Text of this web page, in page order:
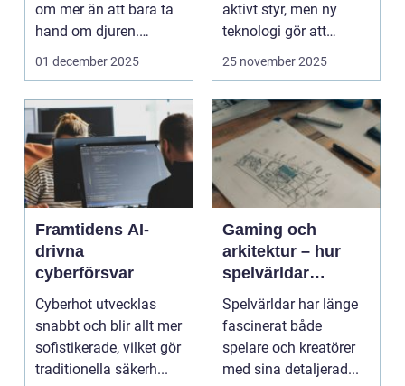
om mer än att bara ta
hand om djuren.
Administrativa ...
01 december 2025
aktivt styr, men ny
teknologi gör att
program ...
25 november 2025
Framtidens AI-
drivna
cyberförsvar
Cyberhot utvecklas
snabbt och blir allt mer
sofistikerade, vilket gör
traditionella säkerh...
Gaming och
arkitektur – hur
spelvärldar
inspirerar verklig
stadsplanering
Spelvärldar har länge
fascinerat både
spelare och kreatörer
med sina detaljerad...